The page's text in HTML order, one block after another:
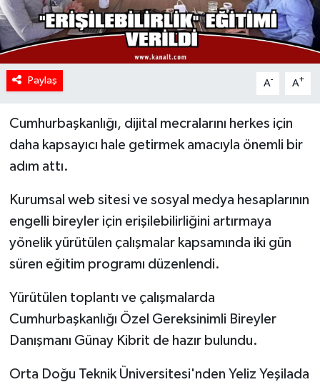
Paylaş A- A+
Cumhurbaşkanlığı, dijital mecralarını herkes için
daha kapsayıcı hale getirmek amacıyla önemli bir
adım attı.
Kurumsal web sitesi ve sosyal medya hesaplarının
engelli bireyler için erişilebilirliğini artırmaya
yönelik yürütülen çalışmalar kapsamında iki gün
süren eğitim programı düzenlendi.
Yürütülen toplantı ve çalışmalarda
Cumhurbaşkanlığı Özel Gereksinimli Bireyler
Danışmanı Günay Kibrit de hazır bulundu.
Orta Doğu Teknik Üniversitesi'nden Yeliz Yeşilada